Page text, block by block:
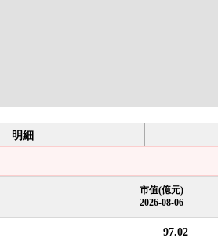
明細
市值(億元)
2026-08-06
97.02